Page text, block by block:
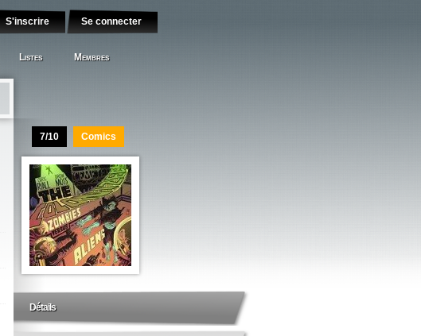
S'inscrire Se connecter
Listes Membres
7/10 Comics
Détails